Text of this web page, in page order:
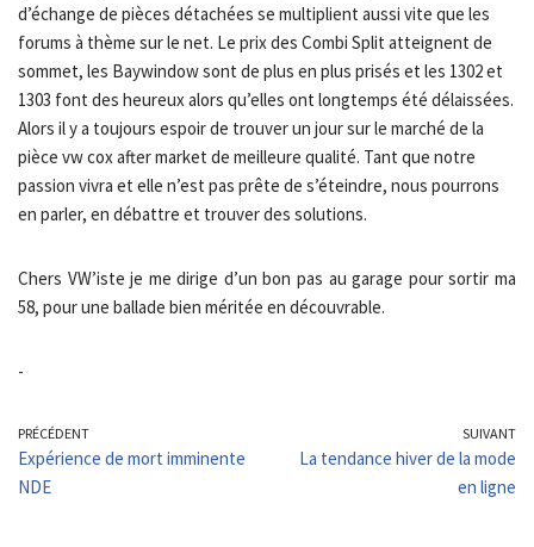
d’échange de pièces détachées se multiplient aussi vite que les
forums à thème sur le net. Le prix des Combi Split atteignent de
sommet, les Baywindow sont de plus en plus prisés et les 1302 et
1303 font des heureux alors qu’elles ont longtemps été délaissées.
Alors il y a toujours espoir de trouver un jour sur le marché de la
pièce vw cox after market de meilleure qualité. Tant que notre
passion vivra et elle n’est pas prête de s’éteindre, nous pourrons
en parler, en débattre et trouver des solutions.
Chers VW’iste je me dirige d’un bon pas au garage pour sortir ma
58, pour une ballade bien méritée en découvrable.
-
PRÉCÉDENT
Expérience de mort imminente
NDE
SUIVANT
La tendance hiver de la mode
en ligne